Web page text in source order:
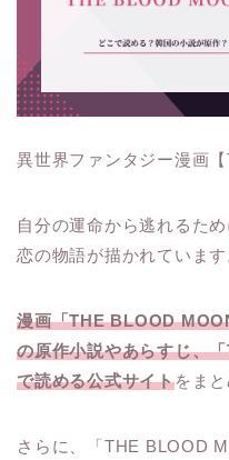
異世界ファンタジー漫画
自分の運命から逃れるた
恋の物語が描かれています
漫画「THE BLOOD
の原作小説やあらすじ、
で読める公式サイトをまと
さらに、「THE BLOOD